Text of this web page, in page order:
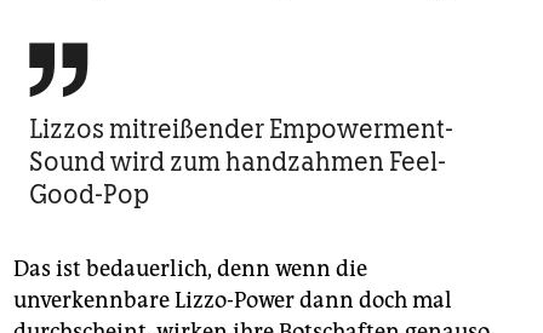

Lizzos mitreißender Empowerment-
Sound wird zum handzahmen Feel-
Good-Pop
Das ist bedauerlich, denn wenn die
unverkennbare Lizzo-Power dann doch mal